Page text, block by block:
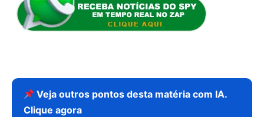
Veja outros pontos desta matéria com IA.
Clique agora